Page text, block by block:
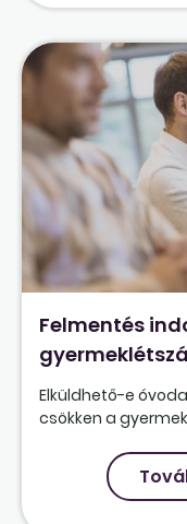
Felmentés
Elküldhető-e
csökken a